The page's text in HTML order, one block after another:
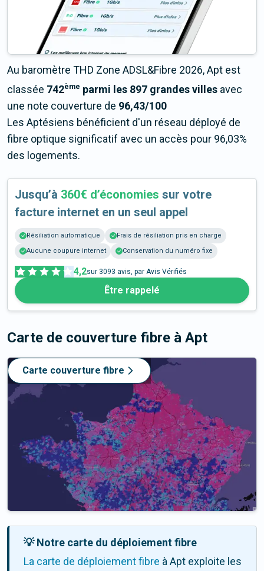
Au baromètre THD Zone ADSL&Fibre 2026, Apt est
classée 742ème parmi les 897 grandes villes avec
une note couverture de 96,43/100
Les Aptésiens bénéficient d'un réseau déployé de
fibre optique significatif avec un accès pour 96,03%
des logements.
Jusqu’à 360€ d’économies sur votre
facture internet en un seul appel
Résiliation automatique
Frais de résiliation pris en charge
Aucune coupure internet
Conservation du numéro fixe
4,2sur 3093 avis, par Avis Vérifiés
Être rappelé
Carte de couverture fibre à Apt
Carte couverture fibre
💡 Notre carte du déploiement fibre
La carte de déploiement fibre à Apt exploite les